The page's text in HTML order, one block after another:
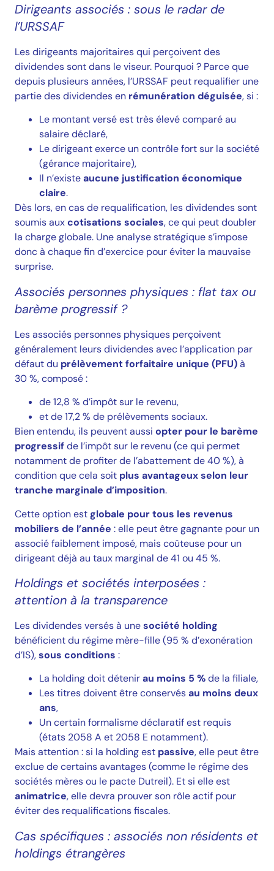
Dirigeants associés : sous le radar de
l’URSSAF
Les dirigeants majoritaires qui perçoivent des
dividendes sont dans le viseur. Pourquoi ? Parce que
depuis plusieurs années, l’URSSAF peut requalifier une
partie des dividendes en rémunération déguisée, si :
Le montant versé est très élevé comparé au
salaire déclaré,
Le dirigeant exerce un contrôle fort sur la société
(gérance majoritaire),
Il n’existeaucune justification économique
claire.
Dès lors, en cas de requalification, les dividendes sont
soumis auxcotisations sociales, ce qui peut doubler
la charge globale. Une analyse stratégique s’impose
donc à chaque fin d’exercice pour éviter la mauvaise
surprise.
Associés personnes physiques : flat tax ou
barème progressif ?
Les associés personnes physiques perçoivent
généralement leurs dividendes avec l’application par
défaut du prélèvement forfaitaire unique (PFU)à
30 %, composé :
de 12,8 % d’impôt sur le revenu,
et de 17,2 % de prélèvements sociaux.
Bien entendu, ils peuvent aussi opter pour le barème
progressifde l’impôt sur le revenu (ce qui permet
notamment de profiter de l’abattement de 40 %), à
condition que cela soit plus avantageux selon leur
tranche marginale d’imposition.
Cette option estglobale pour tous les revenus
mobiliers de l’année : elle peut être gagnante pour un
associé faiblement imposé, mais coûteuse pour un
dirigeant déjà au taux marginal de 41 ou 45 %.
Holdings et sociétés interposées :
attention à la transparence
Les dividendes versés à unesociété holding
bénéficient du régime mère-fille (95 % d’exonération
d’IS),sous conditions :
La holding doit détenirau moins 5 %de la filiale,
Les titres doivent être conservésau moins deux
ans,
Un certain formalisme déclaratif est requis
(états 2058 A et 2058 E notamment).
Mais attention : si la holding est passive, elle peut être
exclue de certains avantages (comme le régime des
sociétés mères ou le pacte Dutreil). Et si elle est
animatrice, elle devra prouver son rôle actif pour
éviter des requalifications fiscales.
Cas spécifiques : associés non résidents et
holdings étrangères